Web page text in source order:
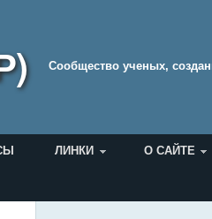
Cообщество ученых,
ЛИНКИ О САЙТЕ